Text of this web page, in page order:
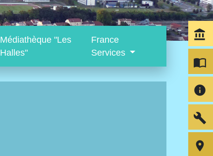
Médiathèque "Les
Halles"
France
Services
account_balance
import_contacts
info
build
room